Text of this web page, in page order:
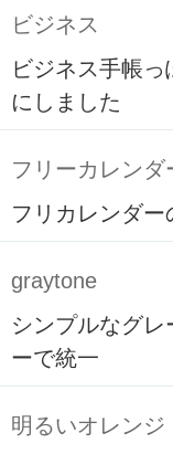
ビジネス
ビジネス手帳
にしました
フリーカレン
フリカレンダー
graytone
シンプルなグ
ーで統一
明るいオレンジ